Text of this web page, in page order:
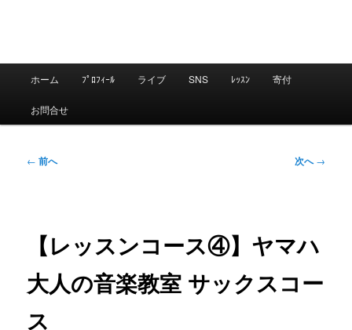
メ
イ
ン
ン
テ
ホーム ﾌﾟﾛﾌｨｰﾙ ライブ SNS ﾚｯｽﾝ 寄付
お問合せ
投
シ
ン
← 前へ 次へ→
【レッスンコース④】ヤマハ
大人の音楽教室 サックスコー
ス